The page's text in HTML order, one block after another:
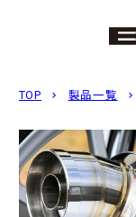
TOP 製品一覧